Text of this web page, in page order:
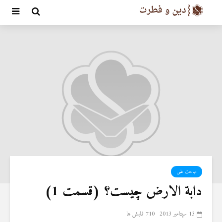
مباحث علمی
دابة الارض چیست؟ (قسمت 1)
13 سپتامبر 2013 710 نمایش ها